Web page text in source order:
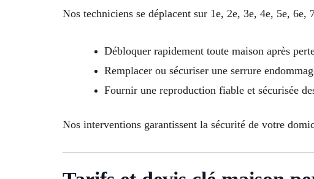
Nos techniciens se déplacent sur 1e, 2e, 3e, 4e, 5e,
Débloquer rapidement toute maison après
Remplacer ou sécuriser une serrure
Fournir une reproduction fiable et sécurisée
Nos interventions garantissent la sécurité de votre